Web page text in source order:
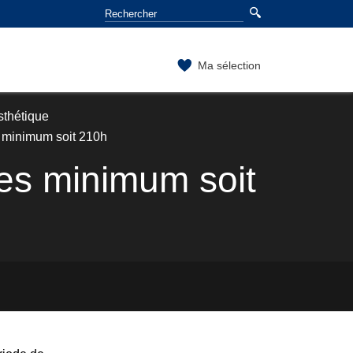
Ma sélection
soit 210h
minimum soit